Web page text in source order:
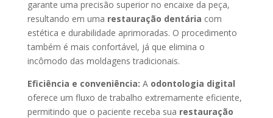
garante uma precisão superior no encaixe da peça,
resultando em uma restauração dentária com
estética e durabilidade aprimoradas. O procedimento
também é mais confortável, já que elimina o
incômodo das moldagens tradicionais.
Eficiência e conveniência: A odontologia digital
oferece um fluxo de trabalho extremamente eficiente,
permitindo que o paciente receba sua restauração